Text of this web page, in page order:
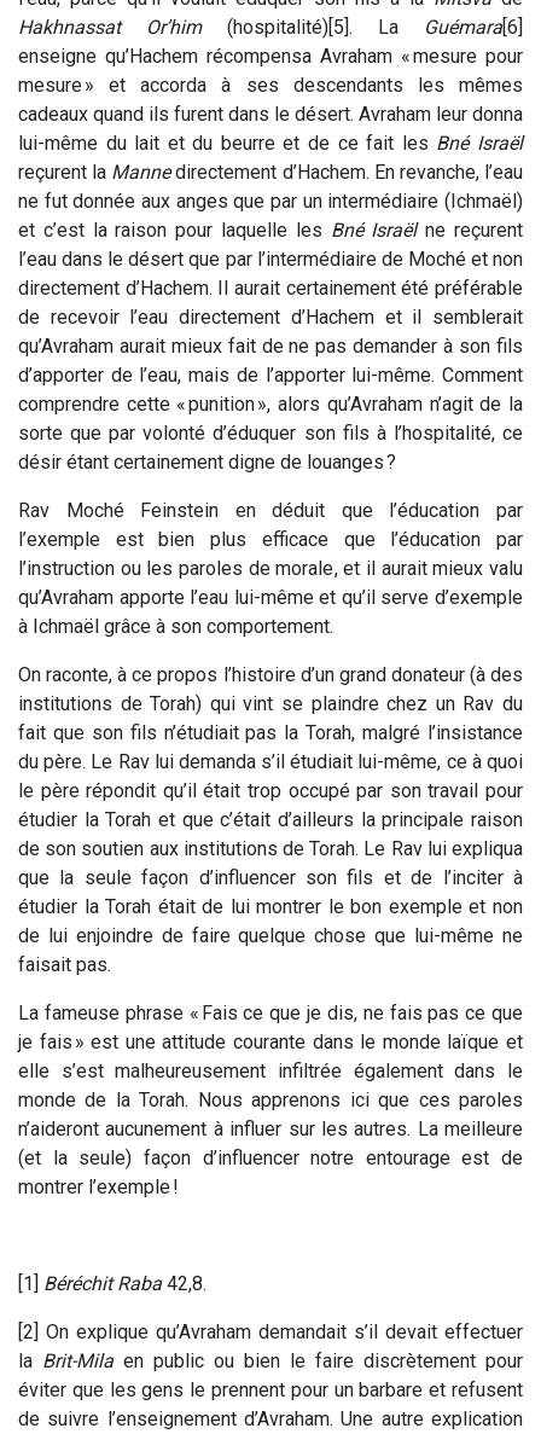
Hakhnassat Or’him(hospitalité)[5]. La Guémara[6]
enseigne qu’Hachem récompensa Avraham « mesure pour
mesure » et accorda à ses descendants les mêmes
cadeaux quand ils furent dans le désert. Avraham leur donna
lui-même du lait et du beurre et de ce fait les Bné Israël
reçurent la Mannedirectement d’Hachem. En revanche, l’eau
ne fut donnée aux anges que par un intermédiaire (Ichmaël)
et c’est la raison pour laquelle les Bné Israëlne reçurent
l’eau dans le désert que par l’intermédiaire de Moché et non
directement d’Hachem. Il aurait certainement été préférable
de recevoir l’eau directement d’Hachem et il semblerait
qu’Avraham aurait mieux fait de ne pas demander à son fils
d’apporter de l’eau, mais de l’apporter lui-même. Comment
comprendre cette « punition », alors qu’Avraham n’agit de la
sorte que par volonté d’éduquer son fils à l’hospitalité, ce
désir étant certainement digne de louanges ?
Rav Moché Feinstein en déduit que l’éducation par
l’exemple est bien plus efficace que l’éducation par
l’instruction ou les paroles de morale, et il aurait mieux valu
qu’Avraham apporte l’eau lui-même et qu’il serve d’exemple
à Ichmaël grâce à son comportement.
On raconte, à ce propos l’histoire d’un grand donateur (à des
institutions de Torah) qui vint se plaindre chez un Rav du
fait que son fils n’étudiait pas la Torah, malgré l’insistance
du père. Le Rav lui demanda s’il étudiait lui-même, ce à quoi
le père répondit qu’il était trop occupé par son travail pour
étudier la Torah et que c’était d’ailleurs la principale raison
de son soutien aux institutions de Torah. Le Rav lui expliqua
que la seule façon d’influencer son fils et de l’inciter à
étudier la Torah était de lui montrer le bon exemple et non
de lui enjoindre de faire quelque chose que lui-même ne
faisait pas.
La fameuse phrase « Fais ce que je dis, ne fais pas ce que
je fais » est une attitude courante dans le monde laïque et
elle s’est malheureusement infiltrée également dans le
monde de la Torah. Nous apprenons ici que ces paroles
n’aideront aucunement à influer sur les autres. La meilleure
(et la seule) façon d’influencer notre entourage est de
montrer l’exemple !
[1] Béréchit Raba 42,8.
[2] On explique qu’Avraham demandait s’il devait effectuer
la Brit-Mila en public ou bien le faire discrètement pour
éviter que les gens le prennent pour un barbare et refusent
de suivre l’enseignement d’Avraham. Une autre explication